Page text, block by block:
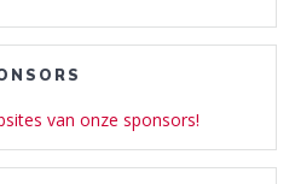
van onze sponsors!